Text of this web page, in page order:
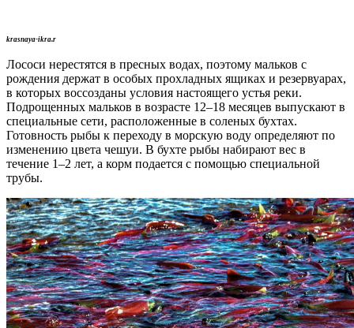
krasnaya-ikra.r
Лососи нерестятся в пресных водах, поэтому мальков с
рождения держат в особых прохладных ящиках и резервуарах,
в которых воссозданы условия настоящего устья реки.
Подрощенных мальков в возрасте 12–18 месяцев выпускают в
специальные сети, расположенные в соленых бухтах.
Готовность рыбы к переходу в морскую воду определяют по
изменению цвета чешуи. В бухте рыбы набирают вес в
течение 1–2 лет, а корм подается с помощью специальной
трубы.